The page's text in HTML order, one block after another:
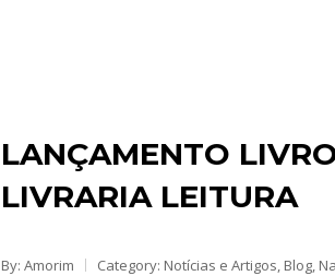
LANÇAMENTO
LIVRARIA LEITURA
By: Amorim Category: Notícias e Artigos, Blog,